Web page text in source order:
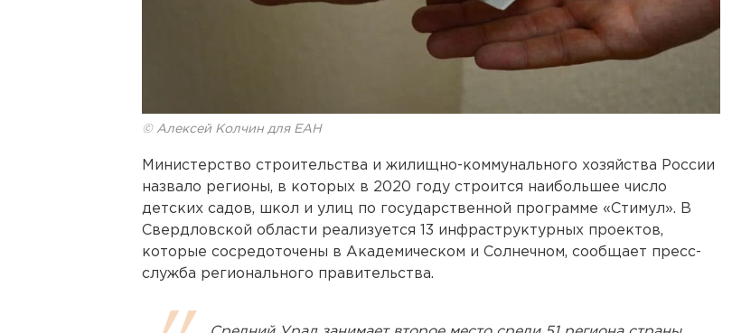
© Алексей Колчин для ЕАН
Министерство строительства и жилищно-коммунального хозяйства России
назвало регионы, в которых в 2020 году строится наибольшее число
детских садов, школ и улиц по государственной программе «Стимул». В
Свердловской области реализуется 13 инфраструктурных проектов,
которые сосредоточены в Академическом и Солнечном, сообщает пресс-
служба регионального правительства.